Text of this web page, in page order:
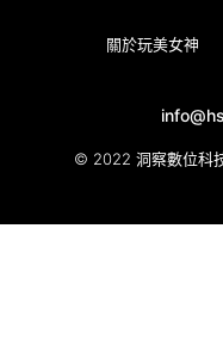
關於玩美女神
© 2022 洞察數位科